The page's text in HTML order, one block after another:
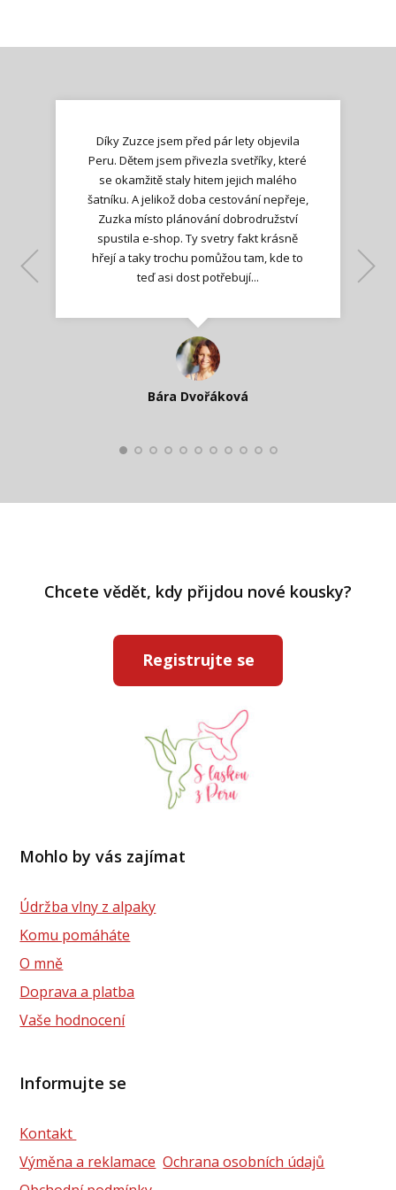
Díky Zuzce jsem před pár lety objevila
Peru. Dětem jsem přivezla svetříky, které
se okamžitě staly hitem jejich malého
šatníku. A jelikož doba cestování nepřeje,
Zuzka místo plánování dobrodružství
spustila e-shop. Ty svetry fakt krásně
hřejí a taky trochu pomůžou tam, kde to
teď asi dost potřebují...
Bára Dvořáková
Jana T.
Kateřina Veleta Štěpánová
Ilona M.
Lenka K.
Nadšená zpráva
Katka Perháčová
Smolková
Lenka K.
Chcete vědět, kdy přijdou nové kousky?
Registrujte se
Mohlo by vás zajímat
Údržba vlny z alpaky
Komu pomáháte
O mně
Doprava a platba
Vaše hodnocení
Informujte se
Kontakt
Výměna a reklamace Ochrana osobních údajů